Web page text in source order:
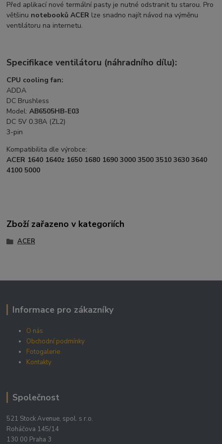
Před aplikací nové termální pasty je nutné odstranit tu starou. Pro
většinu notebooků ACER lze snadno najít návod na výměnu
ventilátoru na internetu.
Specifikace ventilátoru (náhradního dílu):
CPU cooling fan:
ADDA
DC Brushless
Model:AB6505HB-E03
DC 5V 0.38A (ZL2)
3-pin
Kompatibilita dle výrobce:
ACER 1640 1640z 1650 1680 1690 3000 3500 3510 3630 3640
4100 5000
Zboží zařazeno v kategoriích
ACER
Informace pro zákazníky
O nás
Obchodní podmínky
Fotogalerie
Kontakty
Společnost
521 Stock Avenue, spol. s r.o.
Roháčova 145/14
130 00 Praha 3